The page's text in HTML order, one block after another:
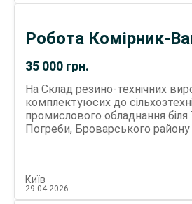
35 000 грн.
Робота Комірник-
На Склад резино-технічних
комплектуюсих до
промислового обладнання біля
Погреби, Броварського району
Київ
29.04.2026